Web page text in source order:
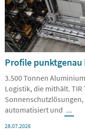
Profile
3.500 Tonnen
Logistik, die mithält.
Sonnenschutzlösungen,
automatisiert und